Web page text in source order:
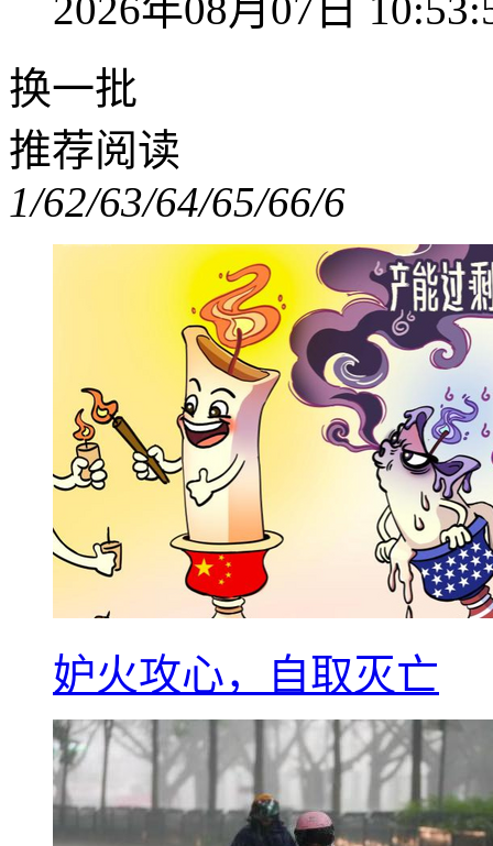
换一批
推荐阅读
1/62/63/64/65/66/6
妒火攻心，自取灭亡